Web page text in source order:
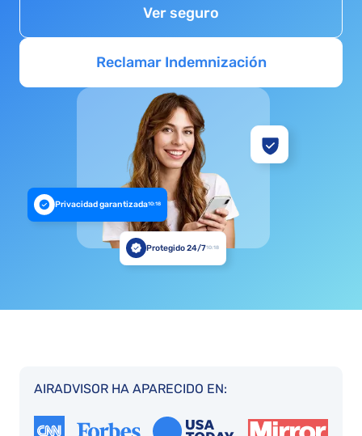
Ver seguro
Reclamar Indemnización
Privacidad garantizada10:18
Protegido 24/710:18
AIRADVISOR HA APARECIDO EN: